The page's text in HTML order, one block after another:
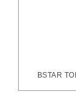
BSTAR